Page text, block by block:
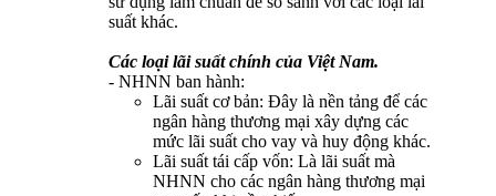
suất khác.
Các loại lãi suất chính của Việt Nam.
- NHNN ban hành:
Lãi suất cơ bản: Đây là nền tảng để các
ngân hàng thương mại xây dựng các
mức lãi suất cho vay và huy động khác.
Lãi suất tái cấp vốn: Là lãi suất mà
NHNN cho các ngân hàng thương mại